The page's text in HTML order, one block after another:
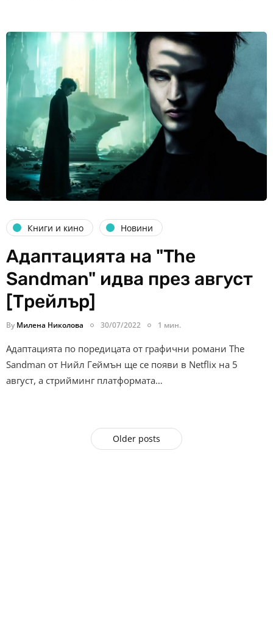
Книги и кино Новини
Адаптацията на "The
Sandman" идва през август
[Трейлър]
By Милена Николова 30/07/2022 1 мин.
Адаптацията по поредицата от графични романи The
Sandman от Нийл Геймън ще се появи в Netflix на 5
август, а стрийминг платформата…
Older posts